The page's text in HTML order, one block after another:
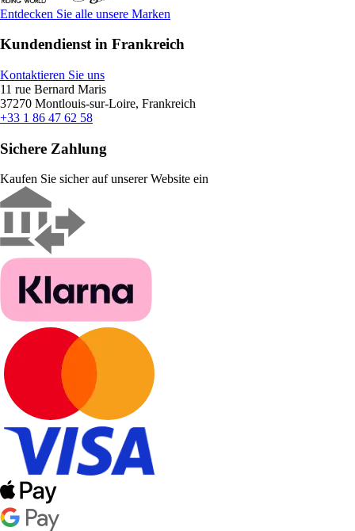
Entdecken Sie alle unsere Marken
Kundendienst in Frankreich
Kontaktieren Sie uns
11 rue Bernard Maris
37270 Montlouis-sur-Loire, Frankreich
+33 1 86 47 62 58
Sichere Zahlung
Kaufen Sie sicher auf unserer Website ein